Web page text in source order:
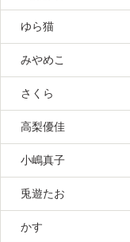
ゆら猫
みやめこ
さくら
高梨優佳
小嶋真子
兎遊たお
かす